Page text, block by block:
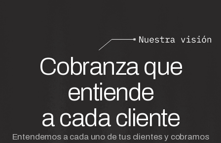
Cobranza que
entiende
a cada cliente
Entendemos a cada uno de tus clientes y cobramos